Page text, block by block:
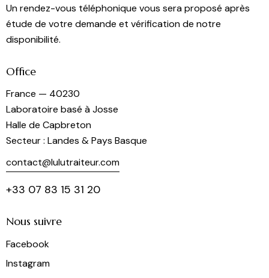
Un rendez-vous téléphonique vous sera proposé après
étude de votre demande et vérification de notre
disponibilité.
Office
France — 40230
Laboratoire basé à Josse
Halle de Capbreton
Secteur : Landes & Pays Basque
contact@lulutraiteur.com
+33 07 83 15 31 20
Nous suivre
Facebook
Instagram